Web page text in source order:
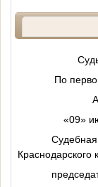
По
Краснодарского